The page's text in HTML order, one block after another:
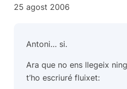
25 agost 2006
Antoni… si.
Ara que no ens llegeix
t’ho escriuré fluixet: